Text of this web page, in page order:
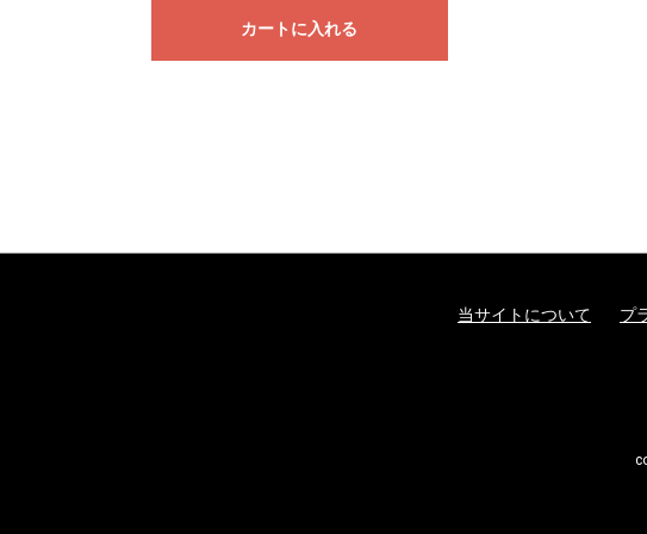
カートに入れる
当サイトについて プ